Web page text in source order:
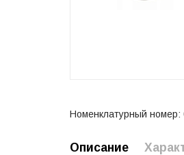
Номенклатурный номер:
Описание